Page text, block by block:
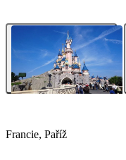
Francie, Paříž